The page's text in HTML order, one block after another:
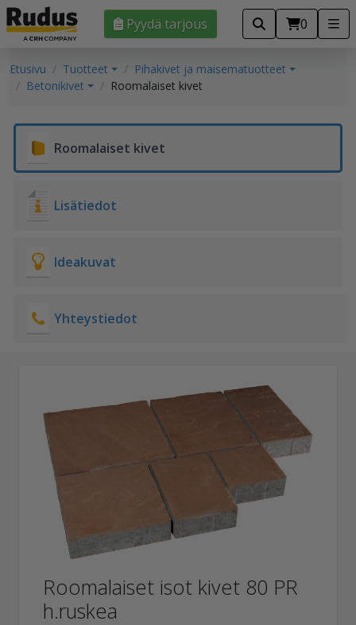
Pyydä tarjous 0
Etusivu Tuotteet
Pihakivet ja maisematuotteet
Betonikivet
Roomalaiset kivet
Roomalaiset kivet
Lisätiedot
Ideakuvat
Yhteystiedot
Roomalaiset isot kivet 80 PR
h.ruskea